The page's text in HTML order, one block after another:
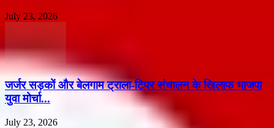
July 23, 2026
जर्जर सड़कों और बेलगाम ट्राला-टिपर संचालन के खिलाफ भाजपा
युवा मोर्चा...
July 23, 2026